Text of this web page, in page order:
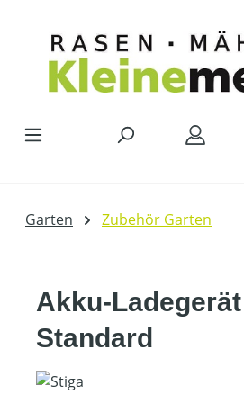
Garten Zubehör Garten
Akku-Ladegerät
Standard